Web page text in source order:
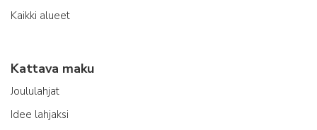
Kaikki alueet
Kattava maku
Joululahjat
Idee lahjaksi